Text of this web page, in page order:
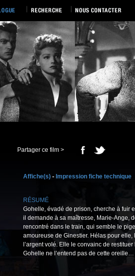
Partager ce film >
Affiche(s) - Impression fiche technique
RÉSUMÉ
Gohelle, évadé de prison, cherche à fuir
il demande à sa maîtresse, Marie-Ange,
rencontré dans le train, qui semble le
amoureuse de Ginestier. Hélas pour
l’argent volé. Elle le convainc de
Gohelle ne l’entend pas de cette oreille…